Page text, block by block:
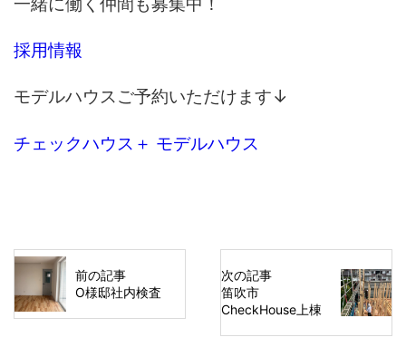
採用情報
モデルハウスご予約いただけます↓
チェックハウス＋ モデルハウス
前の記事
O様邸社内検査
次の記事
笛吹市
CheckHouse上棟